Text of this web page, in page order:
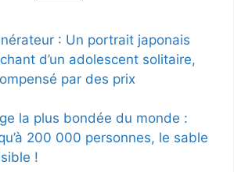
: Un portrait japonais
d’un adolescent solitaire,
par des prix
la plus bondée du monde :
200 000 personnes, le sable
!